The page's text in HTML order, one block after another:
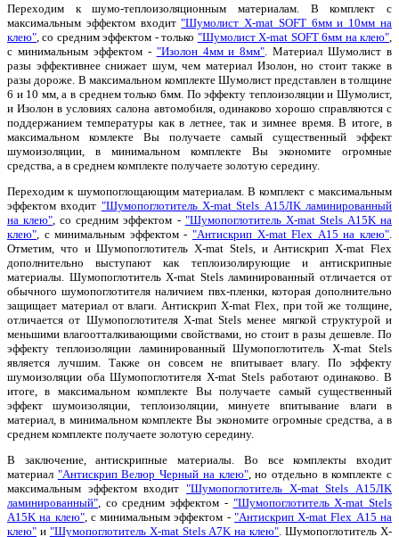
Переходим к шумо-теплоизоляционным материалам. В комплект с
максимальным эффектом входит"Шумолист X-mat SOFT 6мм и 10мм на
клею" , со средним эффектом - только "Шумолист X-mat SOFT 6мм на клею"
с минимальным эффектом - "Изолон 4мм и 8мм" . Материал Шумолист в
разы эффективнее снижает шум, чем материал Изолон, но стоит также в
разы дороже. В максимальном комплекте Шумолист представлен в толщине
6 и 10 мм, а в среднем только 6мм. По эффекту теплоизоляции и Шумолист,
и Изолон в условиях салона автомобиля, одинаково хорошо справляются с
поддержанием температуры как в летнее, так и зимнее время. В итоге, в
максимальном комлекте Вы получаете самый существенный эффект
шумоизоляции, в минимальном комплекте Вы экономите огромные
средства, а в среднем комплекте получаете золотую середину.
Переходим к шумопоглощающим материалам. В комплект с максимальным
эффектом входит "Шумопоглотитель X-mat Stels А15ЛK ламинированный
на клею" , со средним эффектом - "Шумопоглотитель X-mat Stels А15K на
клею" , с минимальным эффектом - "Антискрип X-mat Flex А15 на клею"
Отметим, что и Шумопоглотитель X-mat Stels, и Антискрип X-mat Flex
дополнительно выступают как теплоизолирующие и антискрипные
материалы. Шумопоглотитель X-mat Stels ламинированный отличается от
обычного шумопоглотителя наличием пвх-пленки, которая дополнительно
защищает материал от влаги. Антискрип X-mat Flex, при той же толщине,
отличается от Шумопоглотителя X-mat Stels менее мягкой структурой и
меньшими влагоотталкивающими свойствами, но стоит в разы дешевле. По
эффекту теплоизоляции ламинированный Шумопоглотитель X-mat Stels
является лучшим. Также он совсем не впитывает влагу. По эффекту
шумоизоляции оба Шумопоглотителя X-mat Stels работают одинаково. В
итоге, в максимальном комплекте Вы получаете самый существенный
эффект шумоизоляции, теплоизоляции, минуете впитывание влаги в
материал, в минимальном комплекте Вы экономите огромные средства, а в
среднем комплекте получаете золотую середину.
В заключение, антискрипные материалы. Во все комплекты входит
материал "Антискрип Велюр Черный на клею", но отдельно в комплекте с
максимальным эффектом входит "Шумопоглотитель X-mat Stels А15ЛK
ламинированный" , со средним эффектом - "Шумопоглотитель X-mat Stels
А15K на клею", с минимальным эффектом - "Антискрип X-mat Flex А15 на
клею" и "Шумопоглотитель X-mat Stels А7K на клею" . Шумопоглотитель X-